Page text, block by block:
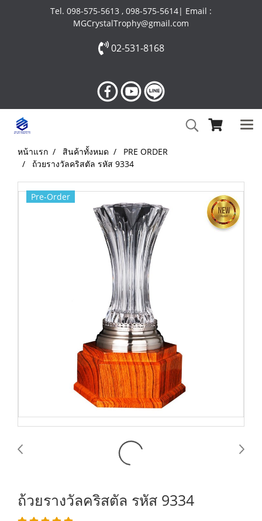
Tel. 098-575-5613 , 098-575-5614| Email :
MGCrystalTrophy@gmail.com
02-531-8168
หน้าแรก สินค้าทั้งหมด
PRE ORDER
ถ้วยรางวัลคริสตัล รหัส 9334
Pre-Order
ถ้วยรางวัลคริสตัล รหัส 9334